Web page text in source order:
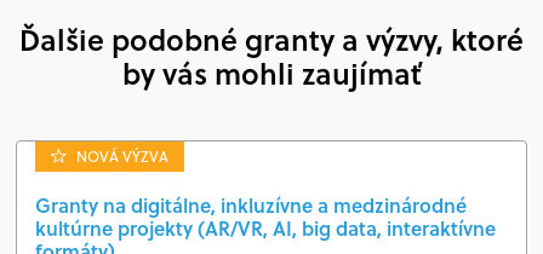
Ďalšie podobné granty a výzvy, ktoré
by vás mohli zaujímať
NOVÁ VÝZVA
Granty na digitálne, inkluzívne a medzinárodné
kultúrne projekty (AR/VR, AI, big data, interaktívne